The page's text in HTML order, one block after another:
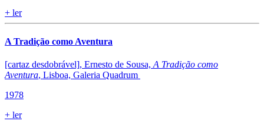
+ ler
A Tradição como Aventura
[cartaz desdobrável], Ernesto de Sousa, A Tradição como
Aventura, Lisboa, Galeria Quadrum
1978
+ ler